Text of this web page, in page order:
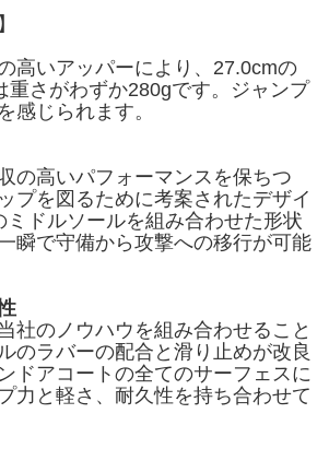
高いアッパーにより、27.0cmの
重さがわずか280gです。ジャンプ
感じられます。
の高いパフォーマンスを保ちつ
プを図るために考案されたデザイ
ミドルソールを組み合わせた形状
瞬で守備から攻撃への移行が可能
社のノウハウを組み合わせること
のラバーの配合と滑り止めが改良
ドアコートの全てのサーフェスに
力と軽さ、耐久性を持ち合わせて